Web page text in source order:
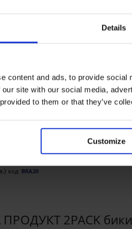
Details
content and ads, to provide
site with our social media,
to them or that they’ve
Customize
код: BRA20
Сутиен Spacer 3D
Grace New
2PACK